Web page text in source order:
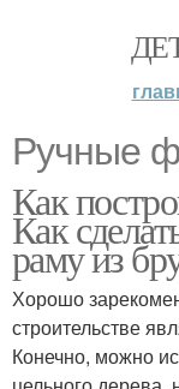
Ручные
Как
Как
раму из
Хорошо
строительстве
Конечно, можно